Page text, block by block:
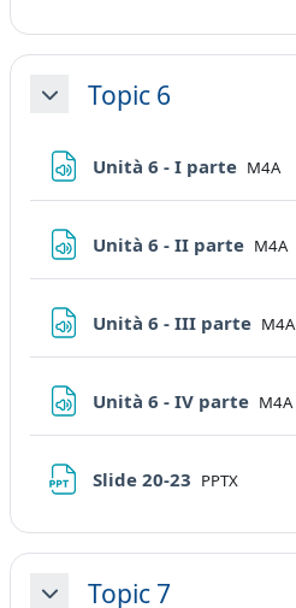
MinimizzaTopic 6
Unità 6 - I parte File
M4A
Unità 6 - II parte File
M4A
Unità 6 - III parte File
M4A
Unità 6 - IV parte File
M4A
Slide 20-23 File
PPTX
Topic 7